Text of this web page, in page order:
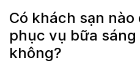
Có khách sạn nào
phục vụ bữa sáng
không?